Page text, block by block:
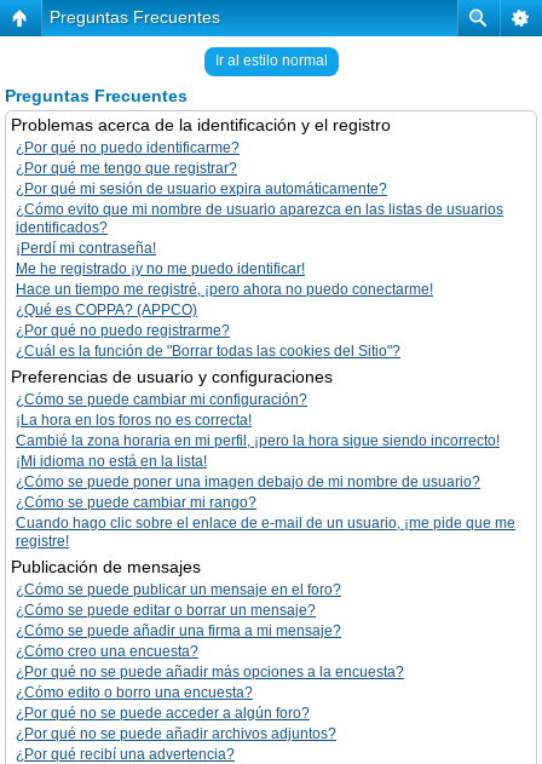
Preguntas Frecuentes
Ir al estilo normal
Preguntas Frecuentes
Problemas acerca de la identificación y el registro
¿Por qué no puedo identificarme?
¿Por qué me tengo que registrar?
¿Por qué mi sesión de usuario expira automáticamente?
¿Cómo evito que mi nombre de usuario aparezca en las listas de usuarios
identificados?
¡Perdí mi contraseña!
Me he registrado ¡y no me puedo identificar!
Hace un tiempo me registré, ¡pero ahora no puedo conectarme!
¿Qué es COPPA? (APPCO)
¿Por qué no puedo registrarme?
¿Cuál es la función de "Borrar todas las cookies del Sitio"?
Preferencias de usuario y configuraciones
¿Cómo se puede cambiar mi configuración?
¡La hora en los foros no es correcta!
Cambié la zona horaria en mi perfil, ¡pero la hora sigue siendo incorrecto!
¡Mi idioma no está en la lista!
¿Cómo se puede poner una imagen debajo de mi nombre de usuario?
¿Cómo se puede cambiar mi rango?
Cuando hago clic sobre el enlace de e-mail de un usuario, ¡me pide que me
registre!
Publicación de mensajes
¿Cómo se puede publicar un mensaje en el foro?
¿Cómo se puede editar o borrar un mensaje?
¿Cómo se puede añadir una firma a mi mensaje?
¿Cómo creo una encuesta?
¿Por qué no se puede añadir más opciones a la encuesta?
¿Cómo edito o borro una encuesta?
¿Por qué no se puede acceder a algún foro?
¿Por qué no se puede añadir archivos adjuntos?
¿Por qué recibí una advertencia?